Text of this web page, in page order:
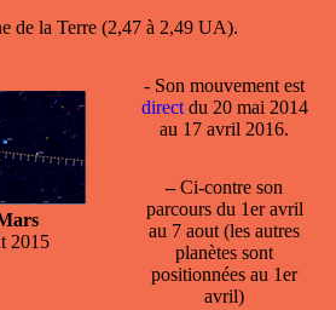
de la Terre (2,47 à 2,49 UA).
2015
- Son mouvement est
directdu 20 mai 2014
au 17 avril 2016.
–Ci-contre son
parcours du 1er avril
au 7 aout (les autres
planètes sont
positionnées au 1er
avril)